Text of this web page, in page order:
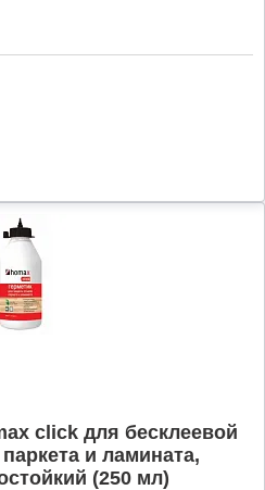
click для бесклеевой
и ламината,
(250 мл)